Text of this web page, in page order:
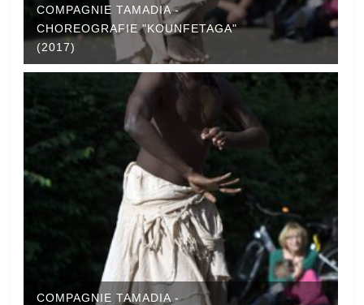
COMPAGNIE TAMADIA -
CHOREOGRAFIE "KOUNFETAGA"
(2017)
COMPAGNIE TAMADIA -